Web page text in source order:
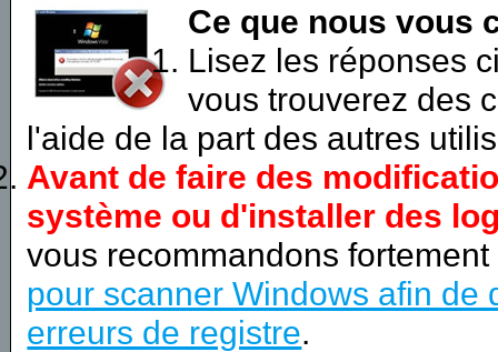
Ce que nous vous
Lisez les réponses
vous trouverez des
l'aide de la part des autres
Avant de faire des
système ou d'installer des
vous recommandons
pour scanner Windows afin de
erreurs de registre.